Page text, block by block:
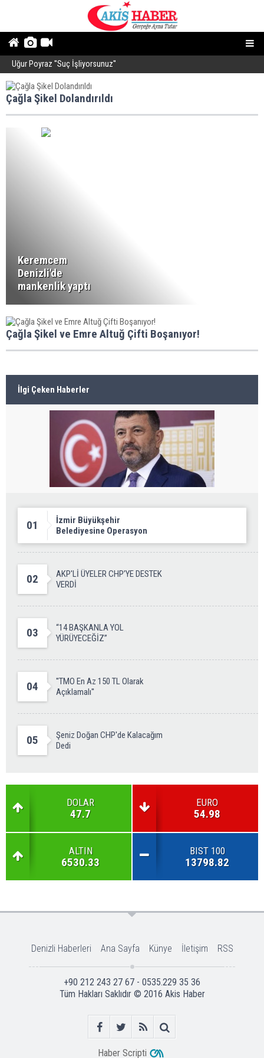
Uğur Poyraz ''Suç İşliyorsunuz''
Çağla Şikel Dolandırıldı
Keremcem
Denizli'de
mankenlik yaptı
Çağla Şikel ve Emre Altuğ Çifti Boşanıyor!
İlgi Çeken Haberler
01
İzmir Büyükşehir
Belediyesine Operasyon
02
AKP'Lİ ÜYELER CHP’YE DESTEK
VERDİ
03
“14 BAŞKANLA YOL
YÜRÜYECEĞİZ”
04
''TMO En Az 150 TL Olarak
Açıklamalı''
05
Şeniz Doğan CHP'de Kalacağım
Dedi
DOLAR
47.7
EURO
54.98
ALTIN
6530.33
BIST 100
13798.82
Denizli Haberleri Ana Sayfa Künye İletişim RSS
+90 212 243 27 67 - 0535.229 35 36
Tüm Hakları Saklıdır © 2016 Akis Haber
Haber Scripti